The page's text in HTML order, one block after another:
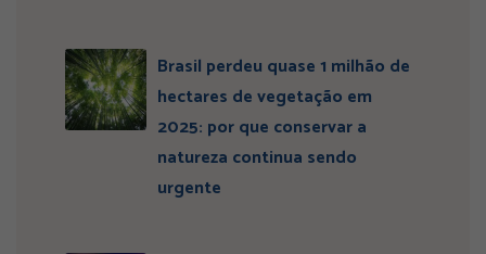
Brasil perdeu quase 1 milhão de
hectares de vegetação em
2025: por que conservar a
natureza continua sendo
urgente